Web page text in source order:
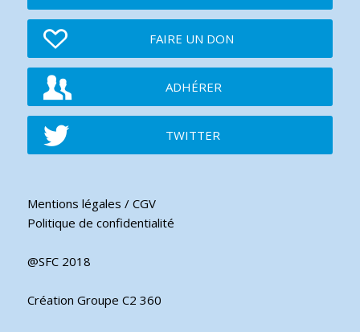
FAIRE UN DON
ADHÉRER
TWITTER
Mentions légales / CGV
Politique de confidentialité
@SFC 2018
Création Groupe C2 360